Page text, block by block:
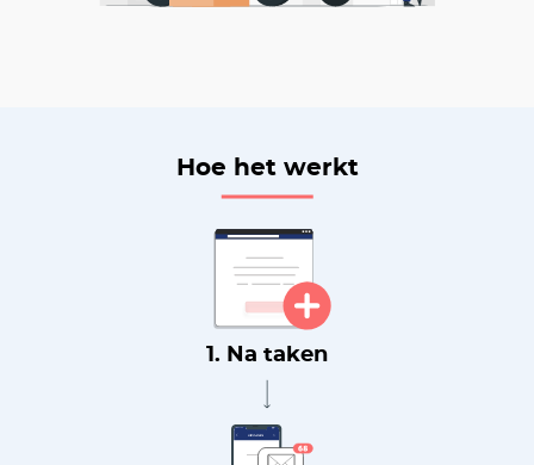
Hoe het werkt
1. Na taken